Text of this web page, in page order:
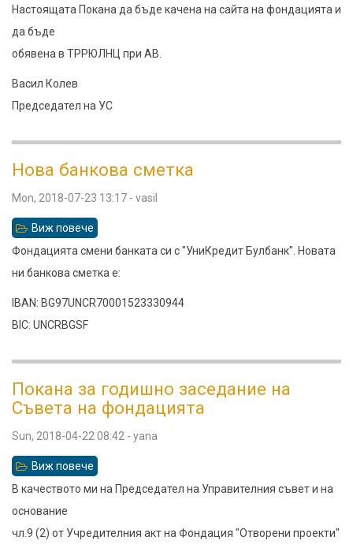
Настоящата Покана да бъде качена на сайта на фондацията и
да бъде
обявена в ТРРЮЛНЦ при АВ.
Васил Колев
Председател на УС
Нова банкова сметка
Mon, 2018-07-23 13:17 - vasil
Виж повече
Нова
банкова
Фондацията смени банката си с "УниКредит Булбанк". Новата
ни банкова сметка е:
IBAN: BG97UNCR70001523330944
BIC: UNCRBGSF
Покана за годишно заседание на
Съвета на фондацията
Sun, 2018-04-22 08:42 - yana
Виж повече
Покана
годишно
В качеството ми на Председател на Управителния съвет и на
основание
чл.9 (2) от Учредителния акт на Фондация "Отворени проекти"